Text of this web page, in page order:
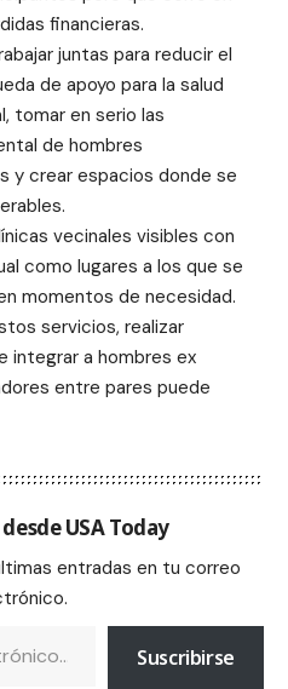
financieras.
juntas para reducir el
de apoyo para la salud
tomar en serio las
de hombres
y crear espacios donde se
vecinales visibles con
como lugares a los que se
momentos de necesidad.
servicios, realizar
integrar a hombres ex
entre pares puede
USA Today
entradas en tu correo
Suscribirse